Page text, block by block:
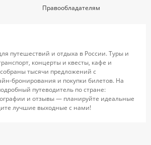
Правообладателям
путешествий и отдыха в России. Туры и
концерты и квесты, кафе и
тысячи предложений с
бронирования и покупки билетов. На
путеводитель по стране:
и отзывы — планируйте идеальные
лучшие выходные с нами!